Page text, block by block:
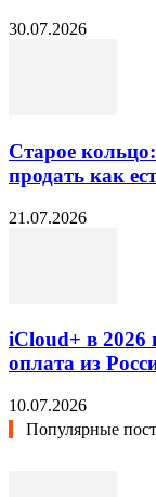
30.07.2026
Старое
продать как
21.07.2026
iCloud+ в 2026
оплата из
10.07.2026
Популярные